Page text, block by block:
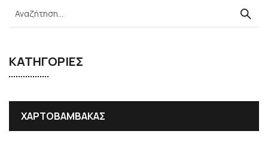
ΚΑΤΗΓΟΡΙΕΣ
ΧΑΡΤΟΒΑΜΒΑΚΑΣ